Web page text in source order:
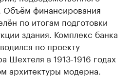
Объём финансирования
по итогам подготовки
здания. Комплекс банка
по проекту
Шехтеля в 1913-1916 годах
архитектуры модерна.